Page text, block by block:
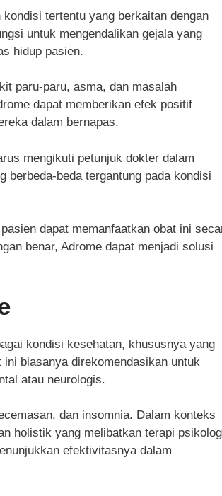
tertentu yang berkaitan dengan
untuk mengendalikan gejala yang
hidup pasien.
paru-paru, asma, dan masalah
dapat memberikan efek positif
dalam bernapas.
mengikuti petunjuk dokter dalam
berbeda-beda tergantung pada kondisi
dapat memanfaatkan obat ini
benar, Adrome dapat menjadi solusi
kondisi kesehatan, khususnya yang
biasanya direkomendasikan untuk
atau neurologis.
dan insomnia. Dalam konteks
holistik yang melibatkan terapi
efektivitasnya dalam